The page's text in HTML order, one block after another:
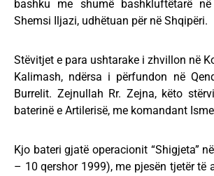
bashku me shumë bashkluftëtarë
Shemsi Iljazi, udhëtuan për në Shqipëri.
Stëvitjet e para ushtarake i zhvillon në
Kalimash, ndërsa i përfundon në
Burrelit. Zejnullah Rr. Zejna, këto
baterinë e Artilerisë, me komandant
Kjo bateri gjatë operacionit “Shigjeta”
– 10 qershor 1999), me pjesën tjetër të